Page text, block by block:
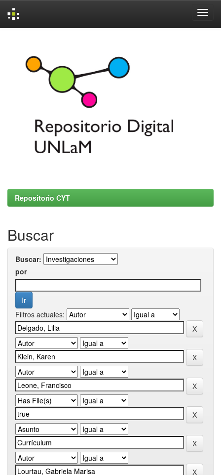
Repositorio CYT
Buscar
Buscar:
por
Filtros actuales: